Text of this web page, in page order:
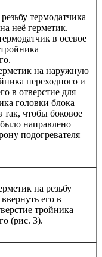
термодатчика
неё герметик.
в осевое
на наружную
переходного и
в отверстие для
головки блока
так, чтобы боковое
направлено
подогревателя
на резьбу
его в
тройника
(рис. 3).